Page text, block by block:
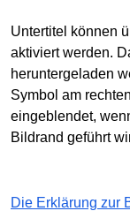
Untertitel können
aktiviert werden.
heruntergeladen
Symbol am
eingeblendet,
Bildrand geführt
Die Erklärung zur